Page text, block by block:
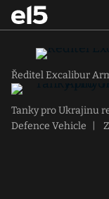
Ředitel Excalibur
Tanky pro Ukrajinu
Defence Vehicle